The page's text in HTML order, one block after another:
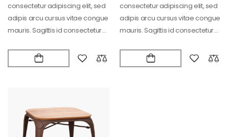
consectetur adipiscing elit, sed
adipis arcu cursus vitae congue
mauris. Sagittis id consectetur
consectetur adipiscing elit, sed
adipis arcu cursus vitae congue
mauris. Sagittis id consectetur